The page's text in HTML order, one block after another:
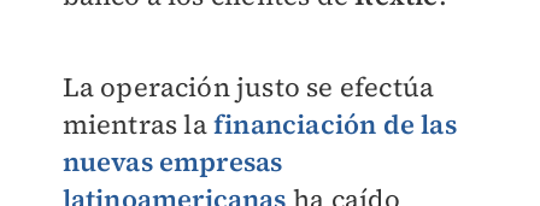
La operación justo se efectúa
mientras lafinanciación de las
nuevas empresas